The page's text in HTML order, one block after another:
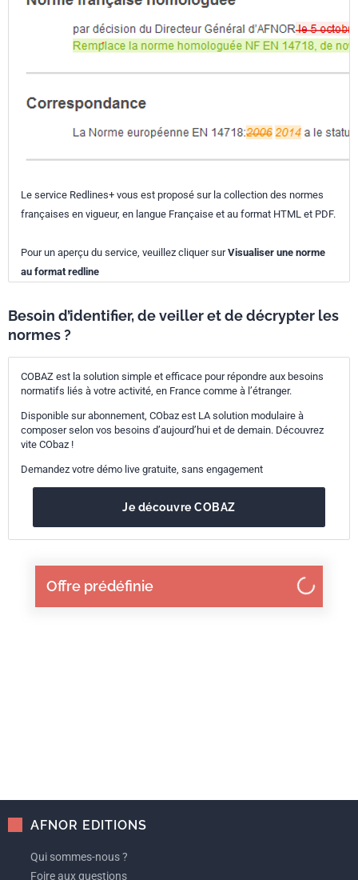
Offre prédéfinie
Le service Redlines+ vous est proposé sur la collection des normes
françaises en vigueur, en langue Française et au format HTML et PDF.
Pour un aperçu du service, veuillez cliquer surVisualiser une norme
au format redline
Besoin d’identifier, de veiller et de décrypter les
normes ?
COBAZ est la solution simple et efficace pour répondre aux besoins
normatifs liés à votre activité, en France comme à l’étranger.
Disponible sur abonnement, CObaz est LA solution modulaire à
composer selon vos besoins d’aujourd’hui et de demain. Découvrez
vite CObaz !
Demandez votre démo live gratuite, sans engagement
Je découvre COBAZ
AFNOR EDITIONS
Qui sommes-nous ?
Foire aux questions